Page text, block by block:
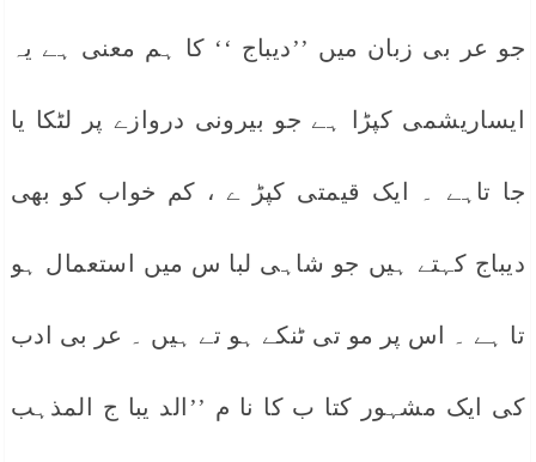
جو عر بی زبان میں ’’دیباج ‘‘ کا ہم معنی ہے یہ
ایساریشمی کپڑا ہے جو بیرونی دروازے پر لٹکا یا
جا تاہے ۔ ایک قیمتی کپڑ ے ، کم خواب کو بھی
دیباج کہتے ہیں جو شاہی لبا س میں استعمال ہو
تا ہے ۔ اس پر مو تی ٹنکے ہو تے ہیں ۔ عر بی ادب
کی ایک مشہور کتا ب کا نا م ’’الد یبا ج المذہب